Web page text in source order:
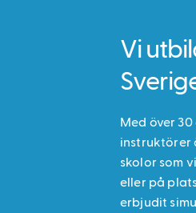
Vi
Med över
instruktörer
skolor som
eller på
erbjudit